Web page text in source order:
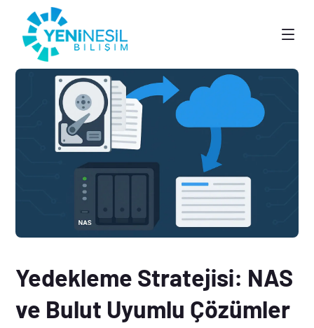
Yedekleme Stratejisi: NAS
ve Bulut Uyumlu Çözümler